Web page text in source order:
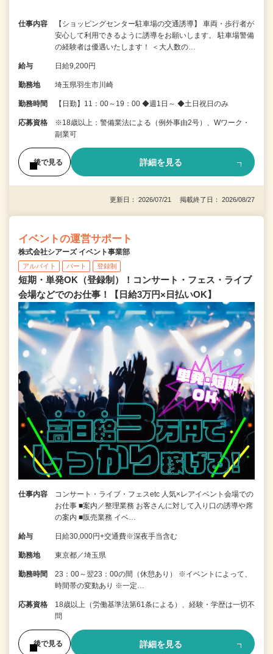
仕事内容
【ショッピングセンター駐車場の交通誘導】 車両・歩行者が
安心して利用できるように誘導をお願いします。 駐車場警備
の経験者は優遇いたします！ ＜大人数の…
給与 日給9,200円
勤務地 埼玉県羽生市川崎
勤務時間 【日勤】11：00～19：00 ◆週1日～ ◆土日祝日のみ
応募資格
※18歳以上：警備業法による（例外事由2号）、Wワーク・
副業可
後で見る 詳細を見る
更新日： 2026/07/21 掲載終了日： 2026/08/27
イベントの運営サポート
株式会社シアーズ イベント事業部
アルバイト パート 登録制
短期・単発OK（登録制）！コンサート・フェス・ライブ
会場などでのお仕事！【日給3万円×日払いOK】
仕事内容
コンサート・ライブ・フェスetc 人気×レアイベント会場での
お仕事 ■案内／整理業務 お客さんに対して入り口の誘導や席
の案内 ■販売業務 イベ…
給与 日給30,000円+交通費※深夜手当含む
勤務地 東京都／埼玉県
勤務時間
23：00～翌23：00の間（休憩あり） ※イベントによって、
時間帯の変動あり ※一定…
応募資格
18歳以上（労働基準法第61条による）、経験・学歴は一切不
問
後で見る 詳細を見る